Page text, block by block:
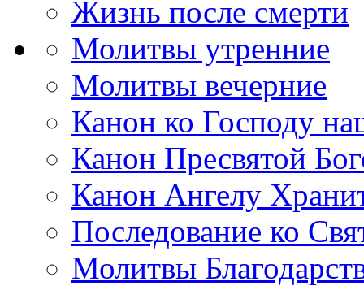
Жизнь после смерти
Молитвы утренние
Молитвы вечерние
Канон ко Господу
Канон Пресвятой
Канон Ангелу
Последование ко
Молитвы